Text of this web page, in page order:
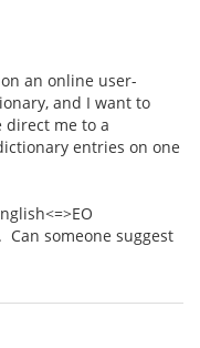
an online user-
and I want to
me to a
entries on one
someone suggest